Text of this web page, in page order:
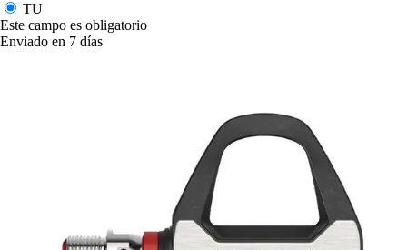
TU
Este campo es obligatorio
Enviado en 7 días